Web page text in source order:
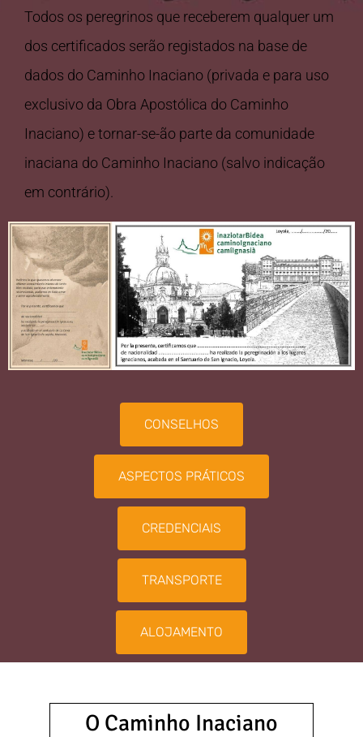
Todos os peregrinos que receberem qualquer um
dos certificados serão registados na base de
dados do Caminho Inaciano (privada e para uso
exclusivo da Obra Apostólica do Caminho
Inaciano) e tornar-se-ão parte da comunidade
inaciana do Caminho Inaciano (salvo indicação
em contrário).
CONSELHOS
ASPECTOS PRÁTICOS
CREDENCIAIS
TRANSPORTE
ALOJAMENTO
O Caminho Inaciano